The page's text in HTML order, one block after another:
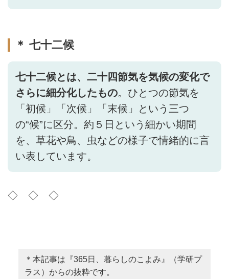
＊ 七十二候
七十二候とは、二十四節気を気候の変化で
さらに細分化したもの。ひとつの節気を
「初候」「次候」「末候」という三つ
の“候”に区分。約５日という細かい期間
を、草花や鳥、虫などの様子で情緒的に言
い表しています。
◇ ◇ ◇
＊本記事は『365日、暮らしのこよみ』（学研プ
ラス）からの抜粋です。